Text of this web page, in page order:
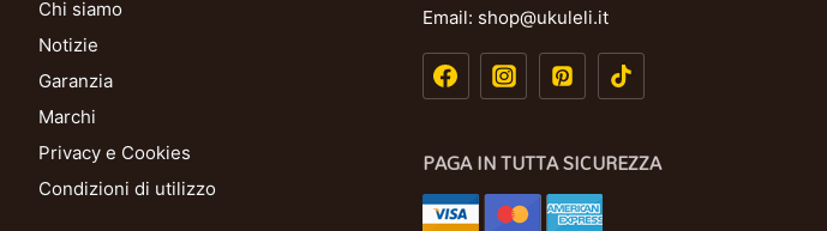
Chi siamo
Notizie
Garanzia
Marchi
Privacy e Cookies
Condizioni di utilizzo
Email: shop@ukuleli.it
PAGA IN TUTTA SICUREZZA